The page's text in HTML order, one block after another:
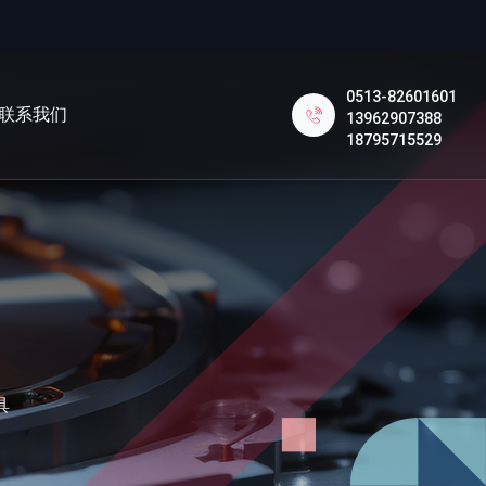
系我们
0513-82601601
13962907388
18795715529